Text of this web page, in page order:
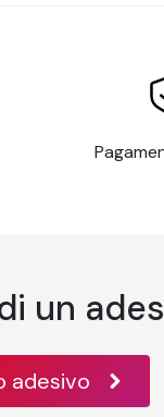
un
adesivo